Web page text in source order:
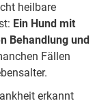
heilbare
Ein Hund mit
Behandlung und
Fällen
erkannt